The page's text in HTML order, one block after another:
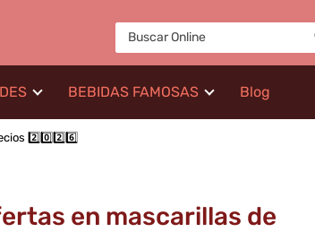
BEBIDAS FAMOSAS Blog
2️⃣0️⃣2️⃣6️⃣
en mascarillas de